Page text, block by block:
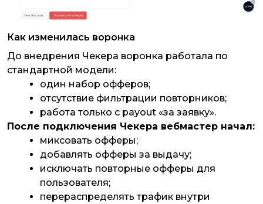
Как изменилась воронка
До внедрения Чекера воронка работала по
стандартной модели:
один набор офферов;
отсутствие фильтрации повторников;
работа только с payout «за заявку».
После подключения Чекера вебмастер начал:
миксовать офферы;
добавлять офферы за выдачу;
исключать повторные офферы для
пользователя;
перераспределять трафик внутри